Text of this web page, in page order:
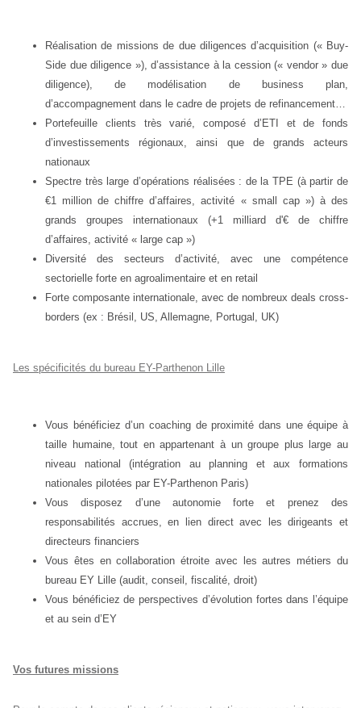
Réalisation de missions de due diligences d’acquisition (« Buy-
Side due diligence »), d’assistance à la cession (« vendor » due
diligence), de modélisation de business plan,
d’accompagnement dans le cadre de projets de refinancement…
Portefeuille clients très varié, composé d’ETI et de fonds
d’investissements régionaux, ainsi que de grands acteurs
nationaux
Spectre très large d’opérations réalisées : de la TPE (à partir de
€1 million de chiffre d’affaires, activité « small cap ») à des
grands groupes internationaux (+1 milliard d'€ de chiffre
d’affaires, activité « large cap »)
Diversité des secteurs d’activité, avec une compétence
sectorielle forte en agroalimentaire et en retail
Forte composante internationale, avec de nombreux deals cross-
borders (ex : Brésil, US, Allemagne, Portugal, UK)
Les spécificités du bureau EY-Parthenon Lille
Vous bénéficiez d’un coaching de proximité dans une équipe à
taille humaine, tout en appartenant à un groupe plus large au
niveau national (intégration au planning et aux formations
nationales pilotées par EY-Parthenon Paris)
Vous disposez d’une autonomie forte et prenez des
responsabilités accrues, en lien direct avec les dirigeants et
directeurs financiers
Vous êtes en collaboration étroite avec les autres métiers du
bureau EY Lille (audit, conseil, fiscalité, droit)
Vous bénéficiez de perspectives d’évolution fortes dans l’équipe
et au sein d’EY
Vos futures missions